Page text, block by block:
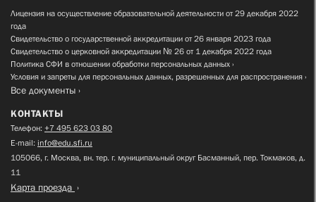
Лицензия на осуществление образовательной деятельности от 29 декабря 2022
года
Свидетельство о государственной аккредитации от 26 января 2023 года
Свидетельство о церковной аккредитации № 26 от 1 декабря 2022 года
Политика СФИ в отношении обработки персональных данных
Условия и запреты для персональных данных, разрешенных для распространения
Все документы
КОНТАКТЫ
Телефон: +7 495 623 03 80
E-mail: info@edu.sfi.ru
105066, г. Москва, вн. тер. г. муниципальный округ Басманный, пер. Токмаков, д.
11
Карта проезда